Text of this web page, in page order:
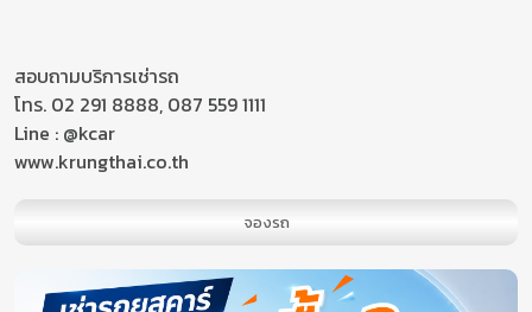
สอบถามบริการเช่ารถ
โทร. 02 291 8888, 087 559 1111
Line : @kcar
www.krungthai.co.th
จองรถ